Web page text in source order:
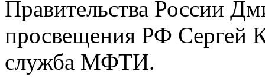
Правительства России
просвещения РФ Сергей
служба МФТИ.